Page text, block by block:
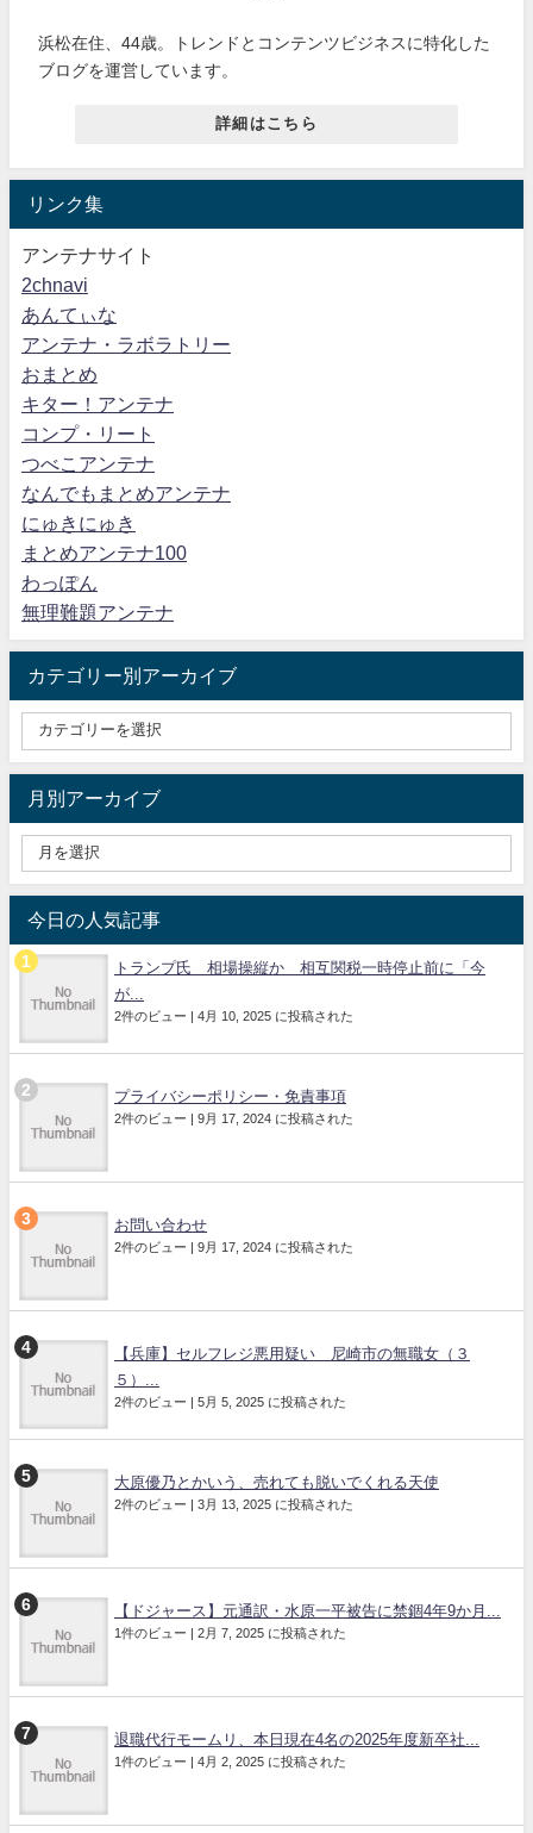
浜松在住、44歳。トレンドとコンテンツビジネスに特化した
ブログを運営しています。
詳細はこちら
リンク集
アンテナサイト
2chnavi
あんてぃな
アンテナ・ラボラトリー
おまとめ
キター！アンテナ
コンプ・リート
つべこアンテナ
なんでもまとめアンテナ
にゅきにゅき
まとめアンテナ100
わっぽん
無理難題アンテナ
カテゴリー別アーカイブ
月別アーカイブ
今日の人気記事
トランプ氏 相場操縦か 相互関税一時停止前に「今
が...
2件のビュー 4月 10, 2025 に投稿された
プライバシーポリシー・免責事項
2件のビュー 9月 17, 2024 に投稿された
お問い合わせ
2件のビュー 9月 17, 2024 に投稿された
【兵庫】セルフレジ悪用疑い 尼崎市の無職女（３
５）...
2件のビュー 5月 5, 2025 に投稿された
大原優乃とかいう、売れても脱いでくれる天使
2件のビュー 3月 13, 2025 に投稿された
【ドジャース】元通訳・水原一平被告に禁錮4年9か月...
1件のビュー 2月 7, 2025 に投稿された
退職代行モームリ、本日現在4名の2025年度新卒社...
1件のビュー 4月 2, 2025 に投稿された